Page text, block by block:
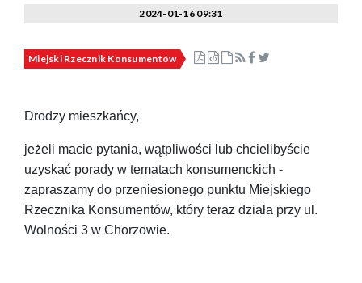
2024-01-16 09:31
Miejski Rzecznik Konsumentów
Drodzy mieszkańcy,
jeżeli macie pytania, wątpliwości lub chcielibyście
uzyskać porady w tematach konsumenckich -
zapraszamy do przeniesionego punktu Miejskiego
Rzecznika Konsumentów, który teraz działa przy ul.
Wolności 3 w Chorzowie.